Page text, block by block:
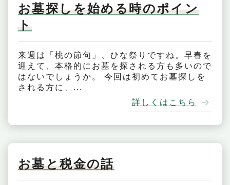
お墓探しを始める時のポイン
ト
来週は「桃の節句」、ひな祭りですね。早春を
迎えて、本格的にお墓を探される方も多いので
はないでしょうか。 今回は初めてお墓探しを
される方に、...
詳しくはこちら
お墓と税金の話